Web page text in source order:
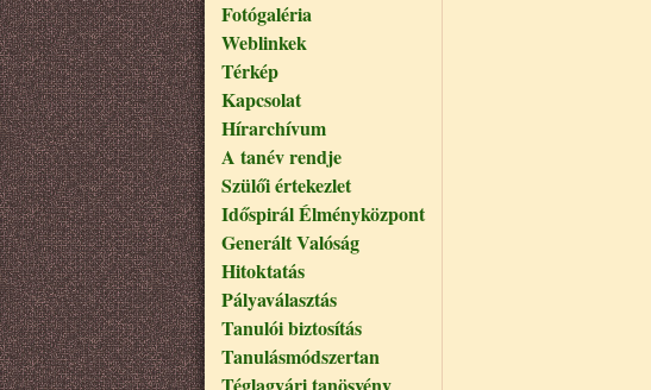
Fotógaléria
Weblinkek
Térkép
Kapcsolat
Hírarchívum
A tanév rendje
Szülői értekezlet
Időspirál Élményközpont
Generált Valóság
Hitoktatás
Pályaválasztás
Tanulói biztosítás
Tanulásmódszertan